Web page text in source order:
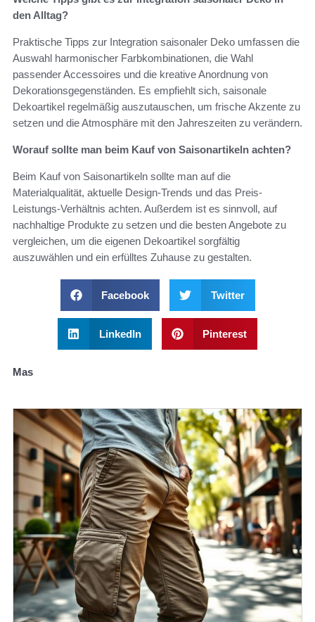
den Alltag?
Praktische Tipps zur Integration saisonaler Deko umfassen die
Auswahl harmonischer Farbkombinationen, die Wahl
passender Accessoires und die kreative Anordnung von
Dekorationsgegenständen. Es empfiehlt sich, saisonale
Dekoartikel regelmäßig auszutauschen, um frische Akzente zu
setzen und die Atmosphäre mit den Jahreszeiten zu verändern.
Worauf sollte man beim Kauf von Saisonartikeln achten?
Beim Kauf von Saisonartikeln sollte man auf die
Materialqualität, aktuelle Design-Trends und das Preis-
Leistungs-Verhältnis achten. Außerdem ist es sinnvoll, auf
nachhaltige Produkte zu setzen und die besten Angebote zu
vergleichen, um die eigenen Dekoartikel sorgfältig
auszuwählen und ein erfülltes Zuhause zu gestalten.
Facebook Twitter
LinkedIn Pinterest
Mas